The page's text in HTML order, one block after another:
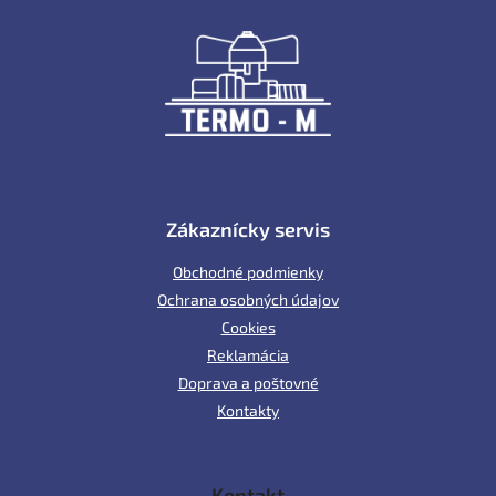
Zákaznícky servis
Obchodné podmienky
Ochrana osobných údajov
Cookies
Reklamácia
Doprava a poštovné
Kontakty